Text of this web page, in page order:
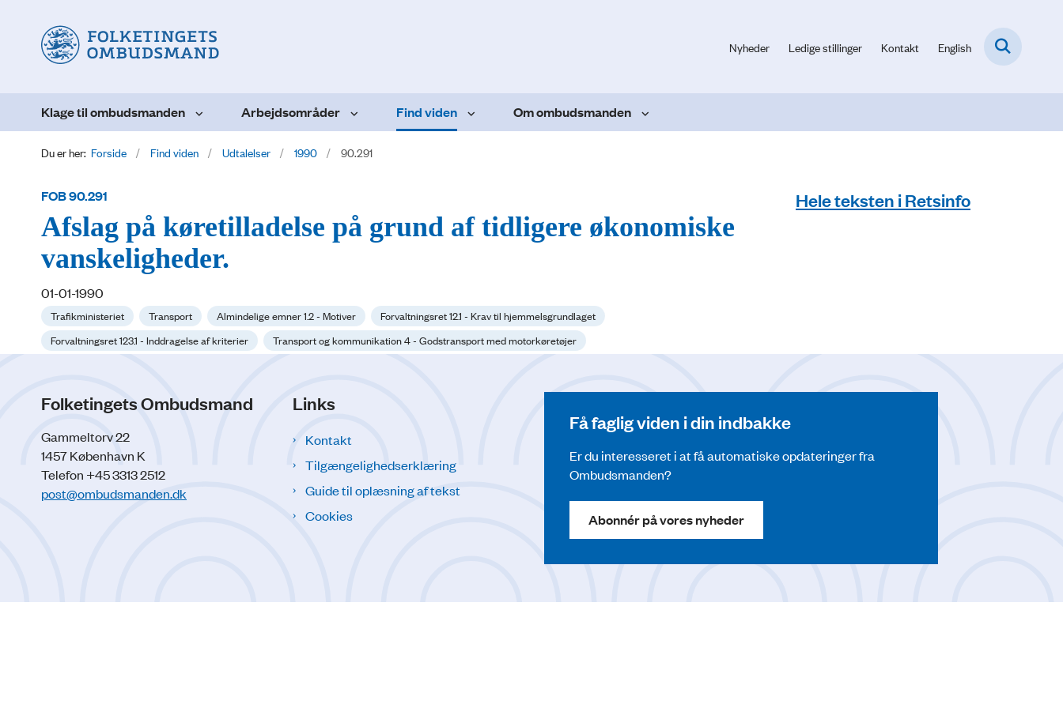
Nyheder Ledige stillinger Kontakt English
Klage til ombudsmanden Arbejdsområder Find viden Om ombudsmanden
Du er her: Forside Find viden Udtalelser 1990 90.291
FOB 90.291
Afslag på køretilladelse på grund af tidligere økonomiske
vanskeligheder.
01-01-1990
Trafikministeriet Transport Almindelige emner 1.2 - Motiver
Forvaltningsret 12.1 - Krav til hjemmelsgrundlaget
Forvaltningsret 123.1 - Inddragelse af kriterier
Transport og kommunikation 4 - Godstransport med motorkøretøjer
Hele teksten i Retsinfo
Folketingets Ombudsmand
Gammeltorv 22
1457 København K
Telefon +45 3313 2512
post@ombudsmanden.dk
Links
Kontakt
Tilgængelighedserklæring
Guide til oplæsning af tekst
Cookies
Få faglig viden i din indbakke
Er du interesseret i at få automatiske opdateringer fra
Ombudsmanden?
Abonnér på vores nyheder